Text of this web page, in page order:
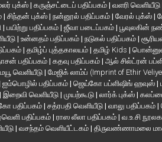
புக்ஸ்| கருஞ்சட்டைப் பதிப்பகம் | வளரி வெளியீடு
| சிந்தன் புக்ஸ் | நன்னூல் பதிப்பகம் | வேரல் புக்ஸ் |
| பயிற்று பதிப்பகம் | ஜீவா படைப்பகம் | பூவுலகின்
| உன்னதம் பதிப்பகம் | நடுகல் பதிப்பகம் |
| தமிழ்ப் புத்தகாலயம் | தமிழ் Kids |
பதிப்பகம் | கதவு பதிப்பகம் | ஆல் சில்ட்ரன்
மயூ வெளியீடு | மேஜிக் லாம்ப் (Imprint of Ethir
ஐம்பொழில் பதிப்பகம் | ஜெய்கோ பப்ளிஷிங் ஹவுஸ் |
| இறைவி வெளியீடு | முயற்கூடு | லார்க் புக்ஸ் |
பதிப்பகம் | சத்ரபதி வெளியீடு | வாலு பதிப்பகம் |
பதிப்பகம் | ராஸ லீலா பதிப்பகம் | வ.உ.சி
| வசந்தம் வெளியீட்டகம் | திருவண்ணாமலை